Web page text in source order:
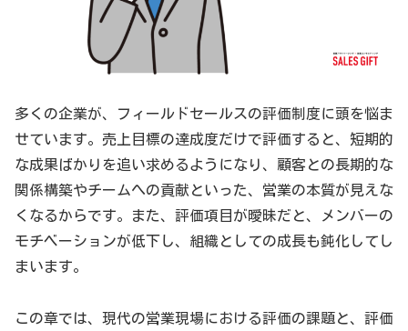
多くの企業が、フィールドセールスの評価制度に頭を悩ま
せています。売上目標の達成度だけで評価すると、短期的
な成果ばかりを追い求めるようになり、顧客との長期的な
関係構築やチームへの貢献といった、営業の本質が見えな
くなるからです。また、評価項目が曖昧だと、メンバーの
モチベーションが低下し、組織としての成長も鈍化してし
まいます。
この章では、現代の営業現場における評価の課題と、評価